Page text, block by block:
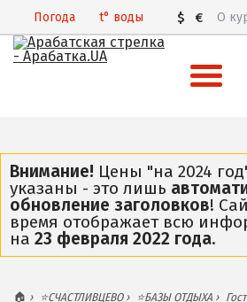
Погода t° воды $ € О
Все базы отдыха и отели
Общий обзор курорта
Арабатская Стрелка в 3D
Пляжи
Внимание! Цены "на 2024
указаны - это лишь
обновление заголовков!
время отображает всю
на 23 февраля 2022 года.
🏠 ⭐️СЧАСТЛИВЦЕВО ⭐️БАЗЫ ОТДЫХА